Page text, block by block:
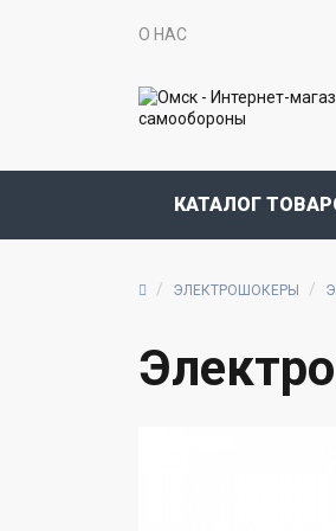
О НАС
КАТАЛОГ
ЭЛЕКТРОШОКЕРЫ